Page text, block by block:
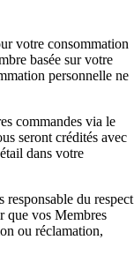
votre consommation
basée sur votre
personnelle ne
commandes via le
seront crédités avec
dans votre
responsable du respect
que vos Membres
ou réclamation,